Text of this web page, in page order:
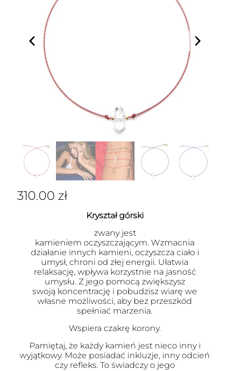
310.00 zł
Kryształ górski
zwany jest
kamieniem oczyszczającym. Wzmacnia
działanie innych kamieni, oczyszcza ciało i
umysł, chroni od złej energii. Ułatwia
relaksację, wpływa korzystnie na jasność
umysłu. Z jego pomocą zwiększysz
swoją koncentrację i pobudzisz wiarę we
własne możliwości, aby bez przeszkód
spełniać marzenia.
Wspiera czakrę korony.
Pamiętaj, że każdy kamień jest nieco inny i
wyjątkowy. Może posiadać inkluzje, inny odcień
czy refleks. To świadczy o jego